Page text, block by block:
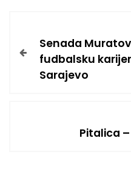
Senada
fudbalsku
Sarajevo
Pitalica